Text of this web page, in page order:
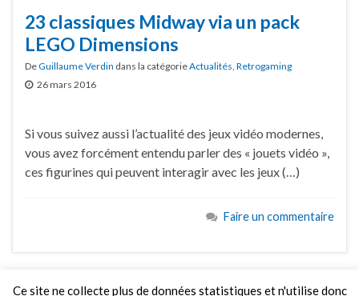
23 classiques Midway via un pack
LEGO Dimensions
DeGuillaume Verdin dans la catégorieActualités Retrogaming
26 mars 2016
Si vous suivez aussi l’actualité des jeux vidéo modernes,
vous avez forcément entendu parler des « jouets vidéo »,
ces figurines qui peuvent interagir avec les jeux (…)
Faire un commentaire
Ce site ne collecte plus de données statistiques et n'utilise donc